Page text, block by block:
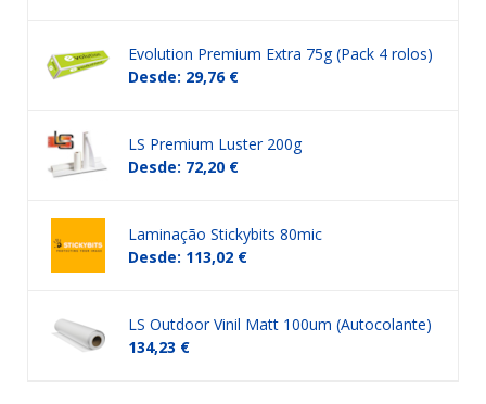
Evolution Premium Extra 75g (Pack 4 rolos)
Desde: 29,76 €
LS Premium Luster 200g
Desde: 72,20 €
Laminação Stickybits 80mic
Desde: 113,02 €
LS Outdoor Vinil Matt 100um (Autocolante)
134,23 €